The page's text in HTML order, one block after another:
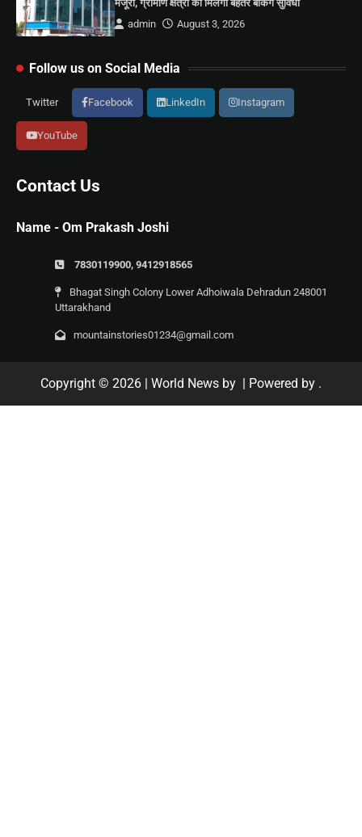
मंजूरी, ग्रामीण क्षेत्रों को मिलेगी बेहतर बैंकिंग सुविधा
admin
August 3, 2026
Follow us on Social Media
Twitter Facebook LinkedIn Instagram
YouTube
Contact Us
Name - Om Prakash Joshi
7830119900, 9412918565
Bhagat Singh Colony Lower Adhoiwala Dehradun 248001
Uttarakhand
mountainstories01234@gmail.com
Copyright © 2026 | World News by | Powered by .